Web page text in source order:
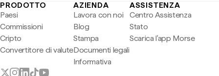
PRODOTTO
Paesi
Commissioni
Cripto
Convertitore di valute
AZIENDA
Lavora con noi
Blog
Stampa
Documenti legali
Informativa
ASSISTENZA
Centro Assistenza
Stato
Scarica l'app Morse